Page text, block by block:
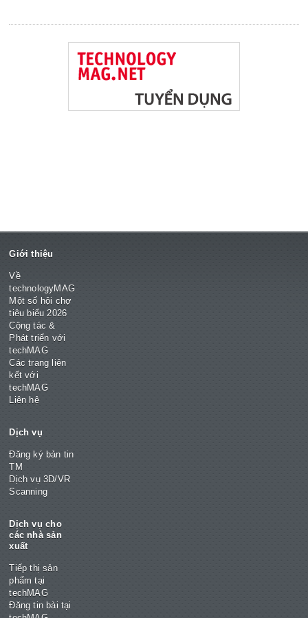
Giới thiệu
Về
technologyMAG
Một số hội chợ
tiêu biểu 2026
Cộng tác &
Phát triển với
techMAG
Các trang liên
kết với
techMAG
Liên hệ
Dịch vụ
Đăng ký bản tin
TM
Dịch vụ 3D/VR
Scanning
Dịch vụ cho
các nhà sản
xuất
Tiếp thị sản
phẩm tại
techMAG
Đăng tin bài tại